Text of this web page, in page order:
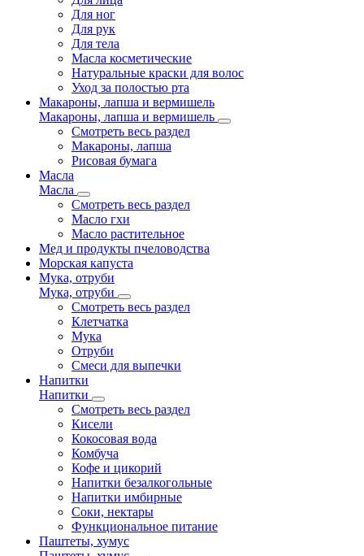
Для ног
Для рук
Для тела
Масла косметические
Натуральные краски для волос
Уход за полостью рта
Макароны, лапша и вермишель
Макароны, лапша и вермишель
Смотреть весь раздел
Макароны, лапша
Рисовая бумага
Масла
Масла
Смотреть весь раздел
Масло гхи
Масло растительное
Мед и продукты пчеловодства
Морская капуста
Мука, отруби
Мука, отруби
Смотреть весь раздел
Клетчатка
Мука
Отруби
Смеси для выпечки
Напитки
Напитки
Смотреть весь раздел
Кисели
Кокосовая вода
Комбуча
Кофе и цикорий
Напитки безалкогольные
Напитки имбирные
Соки, нектары
Функциональное питание
Паштеты, хумус